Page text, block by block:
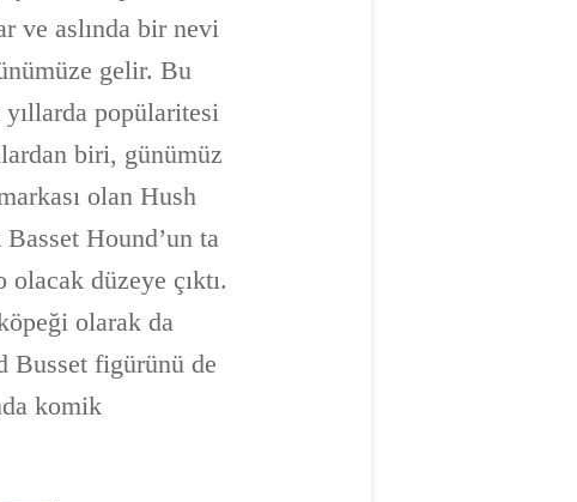
ve aslında bir nevi
gelir. Bu
popülaritesi
biri, günümüz
olan Hush
Hound’un ta
düzeye çıktı.
olarak da
Busset figürünü de
komik